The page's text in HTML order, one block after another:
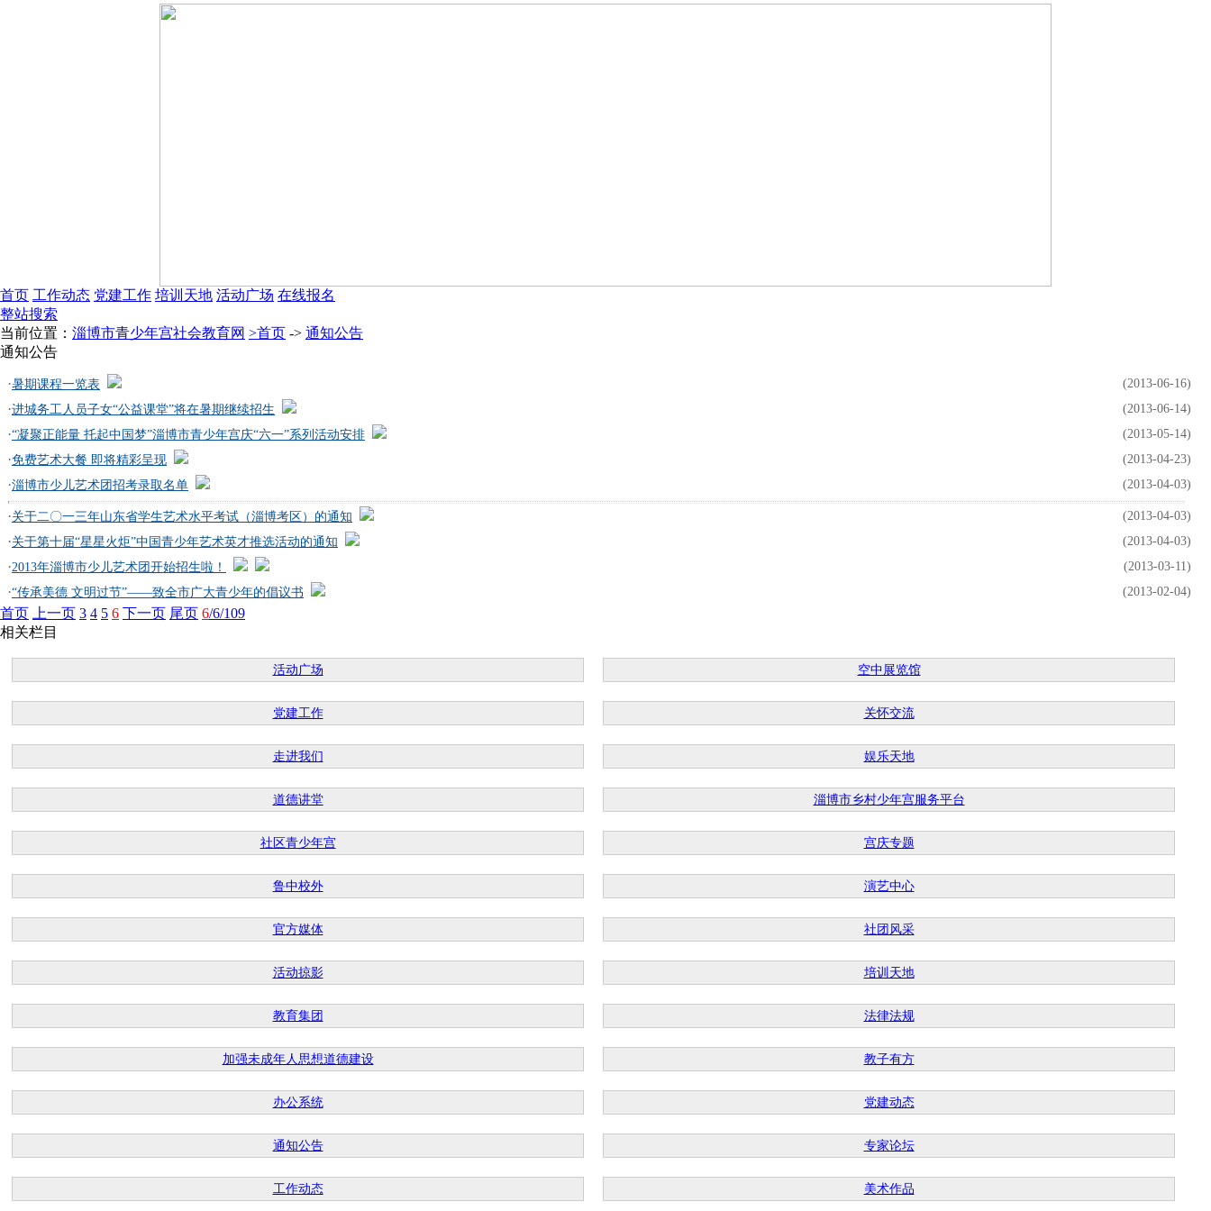
首页 工作动态 党建工作 培训天地 活动广场 在线报名
整站搜索
当前位置： 淄博市青少年宫社会教育网 >首页 -> 通知公告
通知公告
·暑期课程一览表 (2013-06-16)
·进城务工人员子女“公益课堂”将在暑期继续招生 (2013-06-14)
·“凝聚正能量 托起中国梦”淄博市青少年宫庆“六一”系列活动安排 (2013-05-14)
·免费艺术大餐 即将精彩呈现 (2013-04-23)
·淄博市少儿艺术团招考录取名单 (2013-04-03)
·关于二〇一三年山东省学生艺术水平考试（淄博考区）的通知 (2013-04-03)
·关于第十届“星星火炬”中国青少年艺术英才推选活动的通知 (2013-04-03)
·2013年淄博市少儿艺术团开始招生啦！ (2013-03-11)
·“传承美德 文明过节”——致全市广大青少年的倡议书 (2013-02-04)
首页 上一页 3 4 5 6 下一页 尾页 6/6/109
相关栏目
活动广场 空中展览馆
党建工作 关怀交流
走进我们 娱乐天地
道德讲堂 淄博市乡村少年宫服务平台
社区青少年宫 宫庆专题
鲁中校外 演艺中心
官方媒体 社团风采
活动掠影 培训天地
教育集团 法律法规
加强未成年人思想道德建设 教子有方
办公系统 党建动态
通知公告 专家论坛
工作动态 美术作品